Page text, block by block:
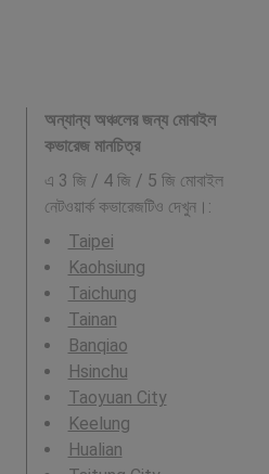
অন্যান্য অঞ্চলের জন্য মোবাইল
কভারেজ মানচিত্র
এ 3 জি / 4 জি / 5 জি মোবাইল
নেটওয়ার্ক কভারেজটিও দেখুন।:
Taipei
Kaohsiung
Taichung
Tainan
Banqiao
Hsinchu
Taoyuan City
Keelung
Hualian